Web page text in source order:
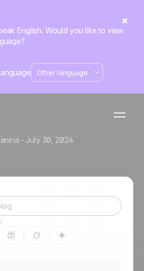
English. Would you like to view
Estrategia de ventas
de ventas:
el poder de
- July 30, 2024